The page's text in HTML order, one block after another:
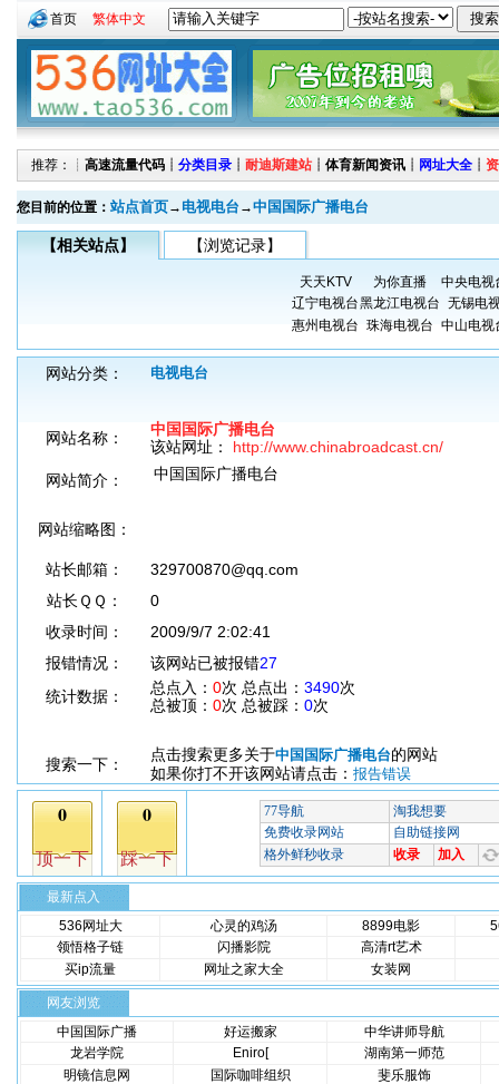
首页 繁体中文
推荐：┊ 高速流量代码 ┊ 分类目录 ┊ 耐迪斯建站 ┊ 体育新闻资讯 ┊ 网址大全 ┊
您目前的位置： 站点首页→ 电视电台 →中国国际广播电台
【相关站点】 【浏览记录】
天天KTV 为你直播
中央电视
辽宁电视台黑龙江电视台 无锡电
惠州电视台 珠海电视台 中山电视
网站分类： 电视电台
网站名称：
中国国际广播电台
该站网址： http://www.chinabroadcast.cn/
网站简介：
中国国际广播电台
网站缩略图：
站长邮箱：
329700870@qq.com
站长ＱＱ：
0
收录时间：
2009/9/7 2:02:41
报错情况：
该网站已被报错27
统计数据：
总点入： 0次 总点出： 3490次
总被顶： 0次 总被踩： 0次
搜索一下：
点击搜索更多关于中国国际广播电台的网站
如果你打不开该网站请点击： 报告错误
最新点入
536网址大
心灵的鸡汤 8899电影
领悟格子链
闪播影院
高清rt艺术
买ip流量
网址之家大全 女装网
网友浏览
中国国际广播
好运搬家
中华讲师导航
龙岩学院
Eniro[
湖南第一师范
明镜信息网
国际咖啡组织 斐乐服饰